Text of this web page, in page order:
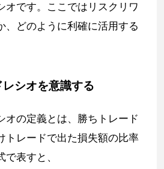
オです。ここではリスクリワ
、どのように利確に活用する
シオを意識する
オの定義とは、勝ちトレード
トレードで出た損失額の比率
表すと、